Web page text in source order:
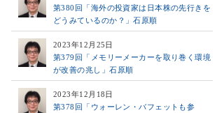
第380回「海外の投資家は日本株の先行きを
どうみているのか？」石原順
2023年12月25日
第379回「メモリーメーカーを取り巻く環境
が改善の兆し」石原順
2023年12月18日
第378回「ウォーレン・バフェットも参